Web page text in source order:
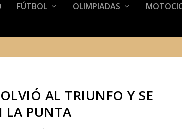
FÚTBOL OLIMPIADAS
AL TRIUNFO Y SE
LA PUNTA